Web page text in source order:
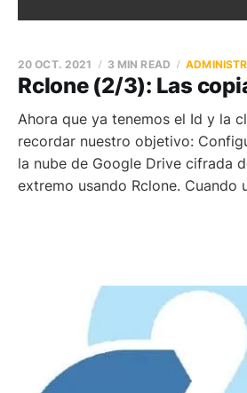
Rclone (2/3): Las
20 OCT. 2021 3 MIN READ
Ahora que ya tenemos el Id y la
recordar nuestro objetivo:
la nube de Google Drive cifrada
extremo usando Rclone. Cuando